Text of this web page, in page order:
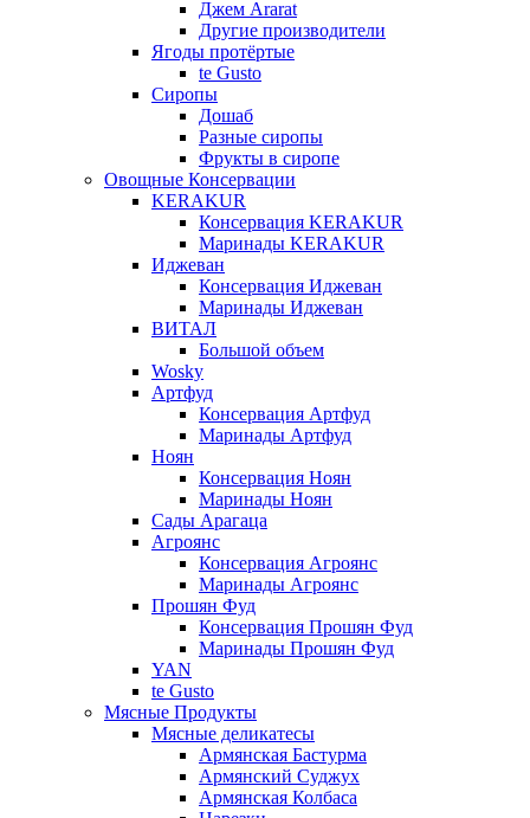
Джем Ararat
Другие производители
Ягоды протёртые
te Gusto
Сиропы
Дошаб
Разные сиропы
Фрукты в сиропе
Овощные Консервации
KERAKUR
Консервация KERAKUR
Маринады KERAKUR
Иджеван
Консервация Иджеван
Маринады Иджеван
ВИТАЛ
Большой объем
Wosky
Артфуд
Консервация Артфуд
Маринады Артфуд
Ноян
Консервация Ноян
Маринады Ноян
Сады Арагаца
Агроянс
Консервация Агроянс
Маринады Агроянс
Прошян Фуд
Консервация Прошян Фуд
Маринады Прошян Фуд
YAN
te Gusto
Мясные Продукты
Мясные деликатесы
Армянская Бастурма
Армянский Суджух
Армянская Колбаса